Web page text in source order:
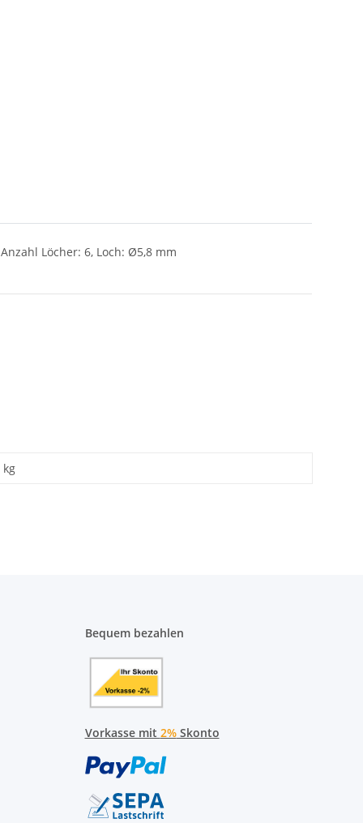
Löcher: 6, Loch: Ø5,8 mm
kg
Bequem bezahlen
Vorkasse mit 2%Skonto